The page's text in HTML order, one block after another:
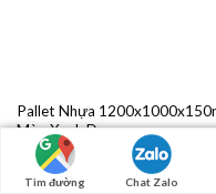
Pallet Nhựa
Màu Xanh Dương
600.000₫
Tìm đường Chat Zalo